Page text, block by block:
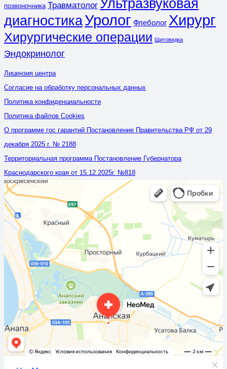
позвоночника Травматолог
диагностикаУролог Флеболог Хирург
Хирургические операции Щитовидка
Эндокринолог
Лицензия центра
Согласие на обработку персональных данных
Политика конфиденциальности
Политика файлов Cookies
О программе гос гарантий Постановление Правительства РФ от 29
декабря 2025 г. № 2188
Территориальная программа Постановление Губернатора
Краснодарского края от 15.12.2025г. №818